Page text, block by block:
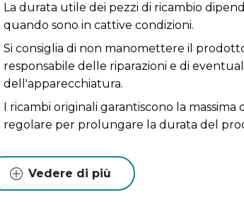
La durata utile dei pezzi di ricambio
quando sono in cattive condizioni.
Si consiglia di non manomettere il
responsabile delle riparazioni e di
dell'apparecchiatura.
I ricambi originali garantiscono la
regolare per prolungare la durata del
Vedere di più